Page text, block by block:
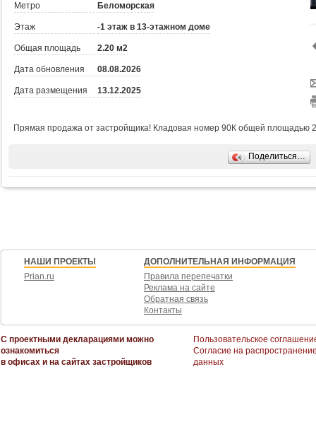
Метро Беломорская
Этаж -1 этаж в 13-этажном доме
Общая площадь 2.20 м2
Дата обновления 08.08.2026
Дата размещения 13.12.2025
Прямая продажа от застройщика! Кладовая номер 90К общей площадью
Поделиться…
НАШИ ПРОЕКТЫ
Prian.ru
ДОПОЛНИТЕЛЬНАЯ ИНФОРМАЦИЯ
Правила перепечатки
Реклама на сайте
Обратная связь
Контакты
С проектными декларациями можно
ознакомиться
в офисах и на сайтах застройщиков
Пользовательское
Согласие на
данных